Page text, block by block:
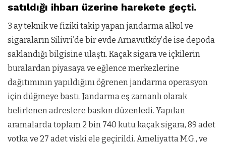
satıldığı ihbarı üzerine harekete geçti.
3 ay teknik ve fiziki takip yapan jandarma alkol ve
sigaraların Silivri’de bir evde Arnavutköy’de ise depoda
saklandığı bilgisine ulaştı. Kaçak sigara ve içkilerin
buralardan piyasaya ve eğlence merkezlerine
dağıtımının yapıldığını öğrenen jandarma operasyon
için düğmeye bastı. Jandarma eş zamanlı olarak
belirlenen adreslere baskın düzenledi. Yapılan
aramalarda toplam 2 bin 740 kutu kaçak sigara, 89 adet
votka ve 27 adet viski ele geçirildi. Ameliyatta M.G., ve